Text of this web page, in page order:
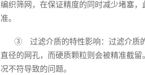
编织筛网，在保证精度的同时减少堵塞
准。
③ 过滤介质的特性影响：过滤介质
直径的网孔，而硬质颗粒则会被精准截
况不符导致的问题。